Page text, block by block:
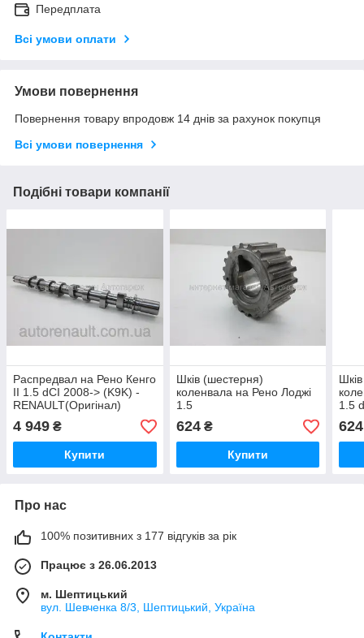
Передплата
Всі умови оплати
Умови повернення
Повернення товару впродовж 14 днів за рахунок покупця
Всі умови повернення
Подібні товари компанії
Распредвал на Рено Кенго
II 1.5 dCI 2008-> (K9K) -
RENAULT(Оригінал)
130209682R
4 949 ₴
Купити
Шків (шестерня)
коленвала на Рено Лоджі
1.5
dCi(K9K830/846/856/838/666)
— METALCAUCHO
(Іспанія) - MC5543
624₴
Купити
1.5
624
Про нас
100% позитивних з 177 відгуків за рік
Працює з 26.06.2013
м. Шептицький
вул. Шевченка 8/3, Шептицький, Україна